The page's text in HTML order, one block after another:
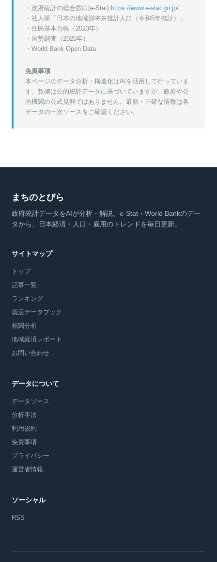
・政府統計の総合窓口(e-Stat) https://www.e-stat.go.jp/
・ 社人研「日本の地域別将来推計人口（令和5年推計）」
・ 住民基本台帳（2023年）
・ 国勢調査（2020年）
・World Bank Open Data
免責事項
本ページのデータ分析・構造化はAIを活用して行っていま
す。数値は公的統計データに基づいていますが、政府や公
的機関の公式見解ではありません。最新・正確な情報は各
データの一次ソースをご確認ください。
まちのとびら
政府統計データをAIが分析・解説。e-Stat・World Bankのデー
タから、日本経済・人口・雇用のトレンドを毎日更新。
サイトマップ
トップ
記事一覧
ランキング
就活データブック
相関分析
地域経済レポート
お問い合わせ
データについて
データソース
分析手法
利用規約
免責事項
プライバシー
運営者情報
ソーシャル
RSS